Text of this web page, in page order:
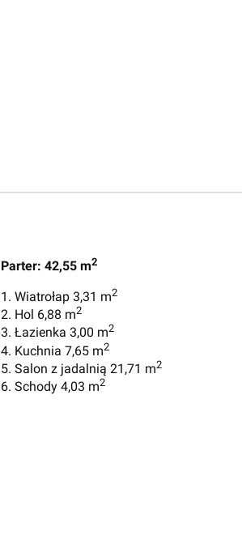
Parter: 42,55 m2
1. Wiatrołap 3,31 m2
2. Hol 6,88 m2
3. Łazienka 3,00 m2
4. Kuchnia 7,65 m2
5. Salon z jadalnią 21,71 m2
6. Schody 4,03 m2